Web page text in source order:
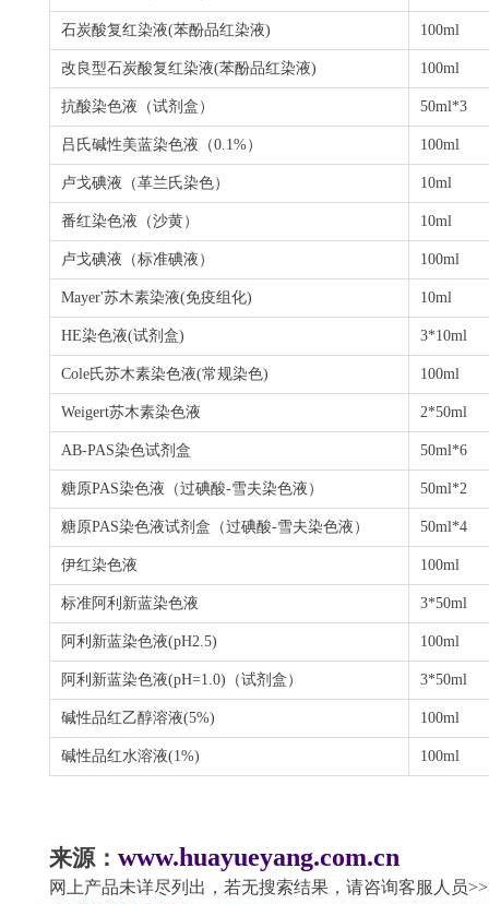
石炭酸复红染液(苯酚品红染液) 100ml
改良型石炭酸复红染液(苯酚品红染液) 100ml
抗酸染色液（试剂盒） 50ml*3
吕氏碱性美蓝染色液（0.1%） 100ml
卢戈碘液（革兰氏染色） 10ml
番红染色液（沙黄） 10ml
卢戈碘液（标准碘液） 100ml
Mayer'苏木素染液(免疫组化) 10ml
HE染色液(试剂盒) 3*10ml
Cole氏苏木素染色液(常规染色) 100ml
Weigert苏木素染色液 2*50ml
AB-PAS染色试剂盒 50ml*6
糖原PAS染色液（过碘酸-雪夫染色液） 50ml*2
糖原PAS染色液试剂盒（过碘酸-雪夫染色液） 50ml*4
伊红染色液 100ml
标准阿利新蓝染色液 3*50ml
阿利新蓝染色液(pH2.5) 100ml
阿利新蓝染色液(pH=1.0) （试剂盒） 3*50ml
碱性品红乙醇溶液(5%) 100ml
碱性品红水溶液(1%) 100ml
来源： www.huayueyang.com.cn
网上产品未详尽列出，若无搜索结果，请咨询客服人员